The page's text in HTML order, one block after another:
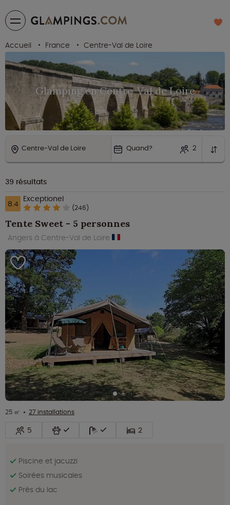
Accueil France Centre-Val de Loire
Glamping en Centre-Val de Loire
Centre-Val de Loire Quand? 2
39 résultats
8.4 Exceptionel
(246)
Tente Sweet - 5 personnes
Angers à Centre-Val de Loire
25 ㎡ 27 installations
5 2
Piscine et jacuzzi
Soirées musicales
Près du lac